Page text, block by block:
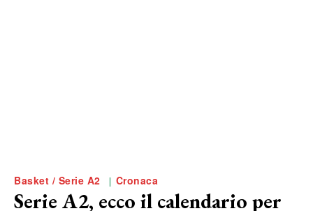
Basket / Serie A2 Cronaca
Serie A2, ecco il calendario per